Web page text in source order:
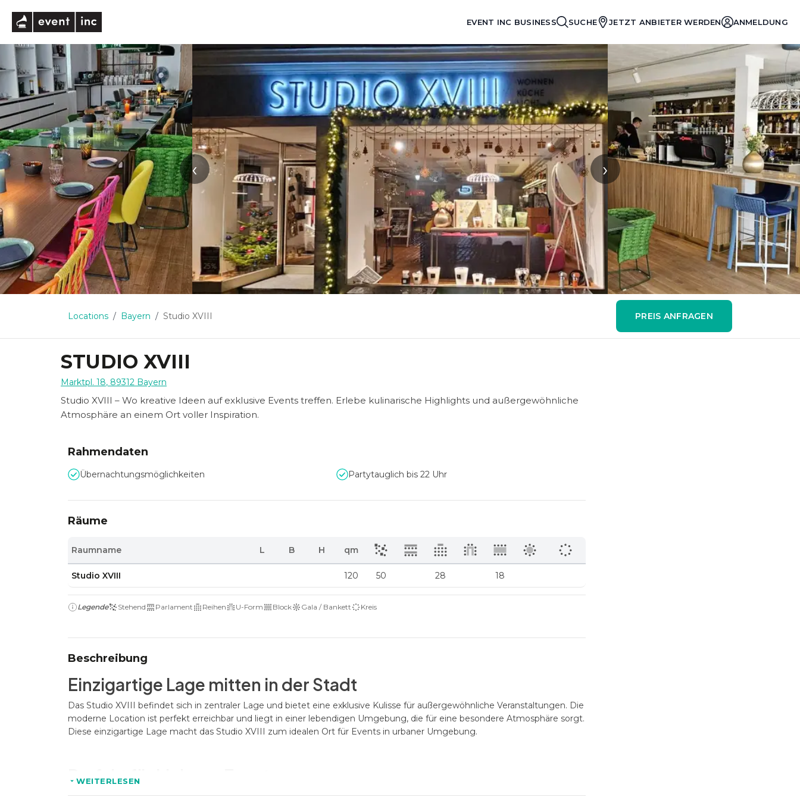
EVENT INC BUSINESS SUCHE JETZT ANBIETER WERDEN ANMELDUNG
‹ ›
Locations Bayern Studio XVIII PREIS ANFRAGEN
STUDIO XVIII
Marktpl. 18, 89312 Bayern
Studio XVIII – Wo kreative Ideen auf exklusive Events treffen. Erlebe kulinarische Highlights und außergewöhnliche
Atmosphäre an einem Ort voller Inspiration.
Rahmendaten
Übernachtungsmöglichkeiten Partytauglich bis 22 Uhr
Räume
Raumname L B H qm
Studio XVIII 120 50 28 18
Legende Stehend Parlament Reihen U-Form Block Gala / Bankett Kreis
Beschreibung
Einzigartige Lage mitten in der Stadt
Das Studio XVIII befindet sich in zentraler Lage und bietet eine exklusive Kulisse für außergewöhnliche Veranstaltungen. Die
moderne Location ist perfekt erreichbar und liegt in einer lebendigen Umgebung, die für eine besondere Atmosphäre sorgt.
Diese einzigartige Lage macht das Studio XVIII zum idealen Ort für Events in urbaner Umgebung.
Perfekt für kleinere Events
Mit einer Kapazität von bis zu 50 Personen ist das Studio XVIII die perfekte Wahl für intime Veranstaltungen wie private
WEITERLESEN